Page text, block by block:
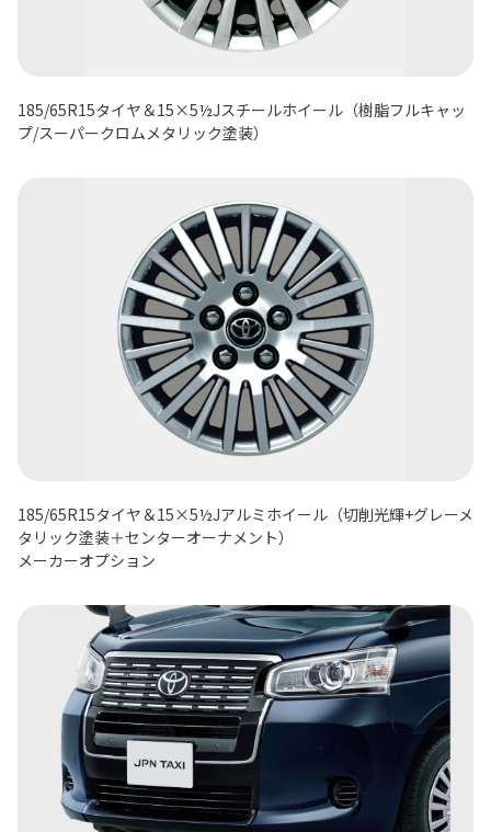
185/65R15タイヤ＆15×5½Jスチールホイール（樹脂フルキャッ
プ/スーパークロムメタリック塗装）
185/65R15タイヤ＆15×5½Jアルミホイール（切削光輝+グレーメ
タリック塗装＋センターオーナメント）
メーカーオプション